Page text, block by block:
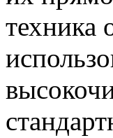
техника